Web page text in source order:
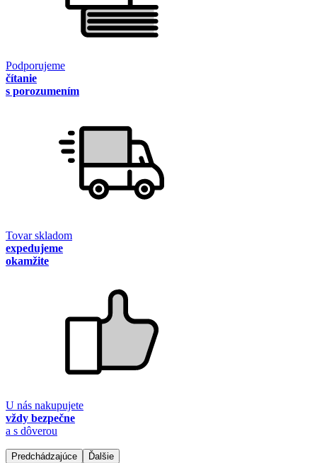
Podporujeme
čítanie
s porozumením
Tovar skladom
expedujeme
okamžite
U nás nakupujete
vždy bezpečne
a s dôverou
Predchádzajúce Ďalšie